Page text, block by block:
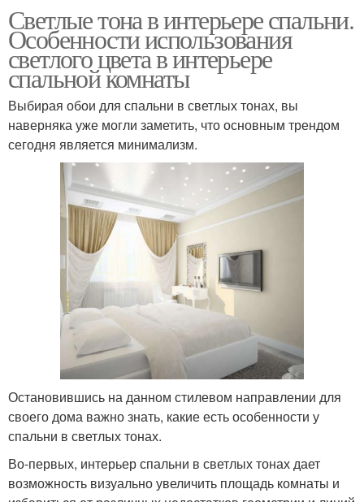
Светлые тона в интерьере спальни.
Особенности использования
светлого цвета в интерьере
спальной комнаты
Выбирая обои для спальни в светлых тонах, вы
наверняка уже могли заметить, что основным трендом
сегодня является минимализм.
Остановившись на данном стилевом направлении для
своего дома важно знать, какие есть особенности у
спальни в светлых тонах.
Во-первых, интерьер спальни в светлых тонах дает
возможность визуально увеличить площадь комнаты и